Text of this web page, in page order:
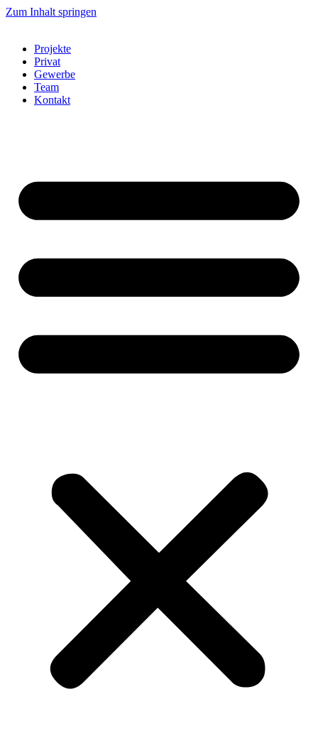
Zum Inhalt springen
Projekte
Privat
Gewerbe
Team
Kontakt